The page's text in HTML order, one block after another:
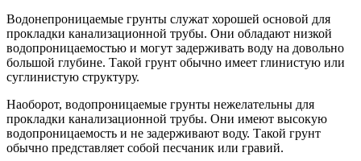
Водонепроницаемые грунты служат хорошей основой для
прокладки канализационной трубы. Они обладают низкой
водопроницаемостью и могут задерживать воду на довольно
большой глубине. Такой грунт обычно имеет глинистую или
суглинистую структуру.
Наоборот, водопроницаемые грунты нежелательны для
прокладки канализационной трубы. Они имеют высокую
водопроницаемость и не задерживают воду. Такой грунт
обычно представляет собой песчаник или гравий.